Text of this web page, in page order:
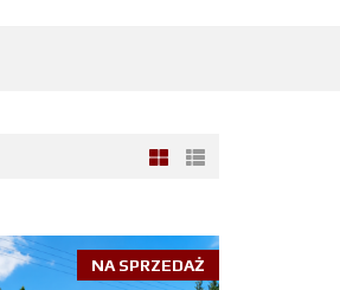
NA SPRZEDAŻ